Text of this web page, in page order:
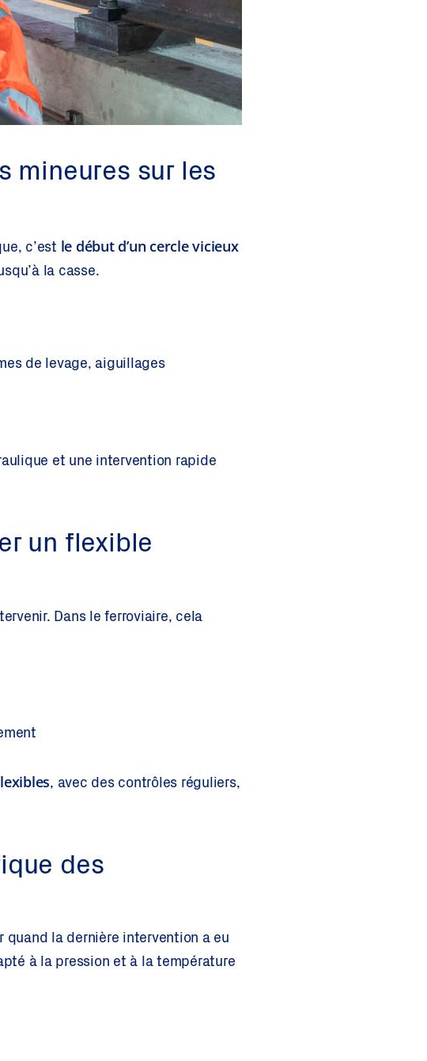
mineures sur les
c’est le début d’un cercle vicieux
la casse.
de levage, aiguillages
et une intervention rapide
un flexible
Dans le ferroviaire, cela
, avec des contrôles réguliers,
des
quand la dernière intervention a eu
à la pression et à la température